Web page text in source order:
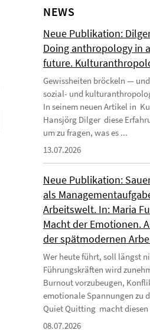
NEWS
Neue Publikation:
Doing anthropology in
future.
Gewissheiten bröckeln —
sozial- und
In seinem neuen Artikel in
Hansjörg Dilger diese
um zu fragen, was es ...
13.07.2026
Neue Publikation:
als
Arbeitswelt. In: Maria
Macht der Emotionen.
der spätmodernen
Wer heute führt, soll längst
Führungskräften wird
Burnout vorzubeugen,
emotionale Spannungen zu
Quiet Quitting macht diesen
08.07.2026